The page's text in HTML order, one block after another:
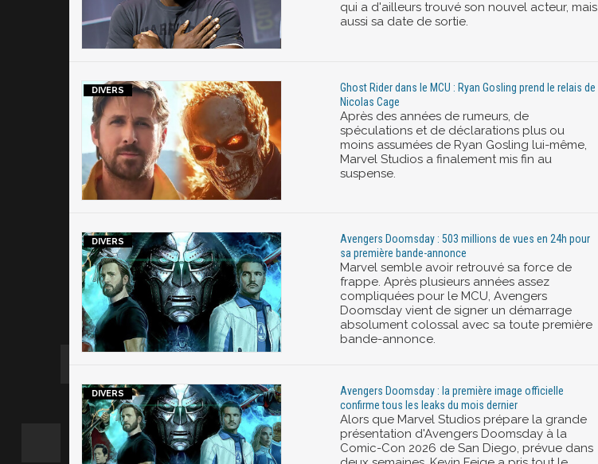
qui a d'ailleurs trouvé son nouvel acteur, mais
aussi sa date de sortie.
Ghost Rider dans le MCU : Ryan Gosling prend le relais de
Nicolas Cage
Après des années de rumeurs, de
spéculations et de déclarations plus ou
moins assumées de Ryan Gosling lui-même,
Marvel Studios a finalement mis fin au
suspense.
Avengers Doomsday : 503 millions de vues en 24h pour
sa première bande-annonce
Marvel semble avoir retrouvé sa force de
frappe. Après plusieurs années assez
compliquées pour le MCU, Avengers
Doomsday vient de signer un démarrage
absolument colossal avec sa toute première
bande-annonce.
Avengers Doomsday : la première image officielle
confirme tous les leaks du mois dernier
Alors que Marvel Studios prépare la grande
présentation d'Avengers Doomsday à la
Comic-Con 2026 de San Diego, prévue dans